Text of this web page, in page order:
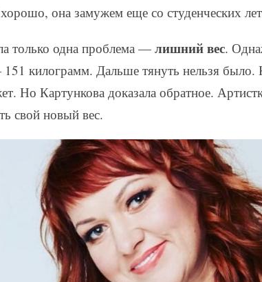
она замужем еще со студенческих
только одна проблема — лишний вес.
килограмм. Дальше тянуть нельзя было.
Но Картункова доказала обратное.
свой новый вес.